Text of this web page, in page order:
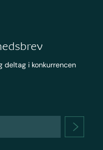
deltag i konkurrencen